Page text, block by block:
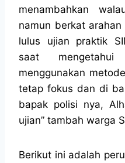
menambahkan
namun berkat
lulus ujian praktik
saat
menggunakan
tetap fokus dan di
bapak polisi nya,
ujian” tambah warga
Berikut ini adalah